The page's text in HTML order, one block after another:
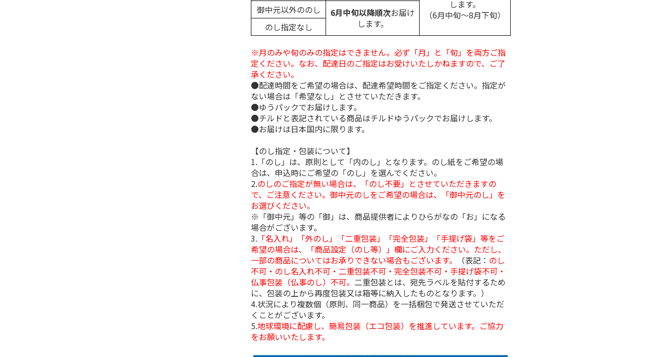
します。
（6月中旬～8月下旬）
御中元以外ののし 6月中旬以降順次お届け
します。
のし指定なし
※月のみや旬のみの指定はできません。必ず「月」と「旬」を両方ご指
定ください。なお、配達日のご指定はお受けいたしかねますので、ご了
承ください。
●配達時間をご希望の場合は、配達希望時間をご指定ください。指定が
ない場合は「希望なし」とさせていただきます。
●ゆうパックでお届けします。
●チルドと表記されている商品はチルドゆうパックでお届けします。
●お届けは日本国内に限ります。
【のし指定・包装について】
1.「のし」は、原則として「内のし」となります。のし紙をご希望の場
合は、申込時にご希望の「のし」を選んでください。
2.のしのご指定が無い場合は、「のし不要」とさせていただきますの
で、ご注意ください。御中元のしをご希望の場合は、「御中元のし」を
お選びください。
※「御中元」等の「御」は、商品提供者によりひらがなの「お」になる
場合がございます。
3. 「名入れ」「外のし」「二重包装」「完全包装」「手提げ袋」等をご
希望の場合は、「商品設定（のし等）」欄にご入力ください。ただし、
一部の商品についてはお承りできない場合もございます。
（表記： のし
不可・のし名入れ不可・二重包装不可・完全包装不可・手提げ袋不可・
仏事包装（仏事のし）不可。 二重包装とは、宛先ラベルを貼付するため
に、包装の上から再度包装又は箱等に納入したものとなります。）
4.状況により複数個（原則、同一商品）を一括梱包で発送させていただ
くことがございます。
5.地球環境に配慮し、簡易包装（エコ包装）を推進しています。ご協力
をお願いいたします。